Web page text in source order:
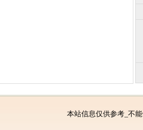
本站信息仅供参考_不